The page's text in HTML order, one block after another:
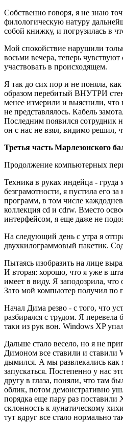
Собственно говоря, я не знаю
филологическую натуру
собой книжку, и погрузилась в
Мой спокойствие нарушили
восьми вечера, теперь
участвовать в происходящем.
Я так до сих пор и не поняла,
образом перебитый ВНУТРИ
менее измерили и выяснили, что
не представлялось. Кабель
Последним появился сотрудник
он с нас не взял, видимо решил,
Третья часть Марлезонского
Продолжение компьютерных
Техника в руках индейца -
безграмотности, я пустила его
программ, в том числе
коллекция cd и cdrw. Вместо
интерфейсом, я еще даже не
На следующий день с утра я
двухкилограммовый пакетик.
Пытаясь изобразить на лице
И вторая: хорошо, что я уже в
имеет в виду. Я заподозрила,
Зато мой компьютер получил по
Начал Дима резво - с того, что
разбирался с трудом. Я
таки из рук вон. Windows XP
Дальше стало весело, но я не
Димоном все ставили и ставили
дымился. А мы развлекались как
запускаться. Постепенно у нас
другу в глаза, поняли, что там
облик, потом демонстративно
порядка еще пару раз поставили
склонность к лунатическому
тут вдруг все стало нормально